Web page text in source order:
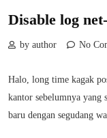
Disable log
by author No
Halo, long time kagak
kantor sebelumnya yang
baru dengan segudang